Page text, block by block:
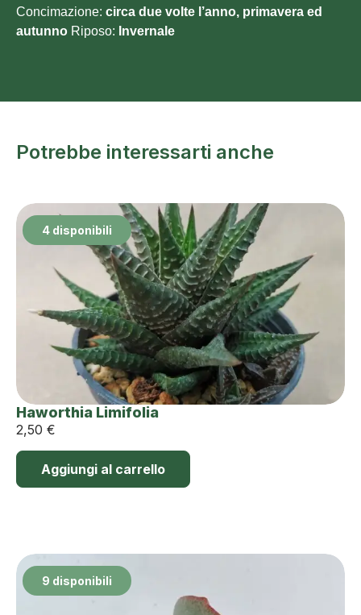
Concimazione: circa due volte l’anno, primavera ed
autunno Riposo: Invernale
Potrebbe interessarti anche
4 disponibili
Haworthia Limifolia
2,50 €
Aggiungi al carrello
9 disponibili